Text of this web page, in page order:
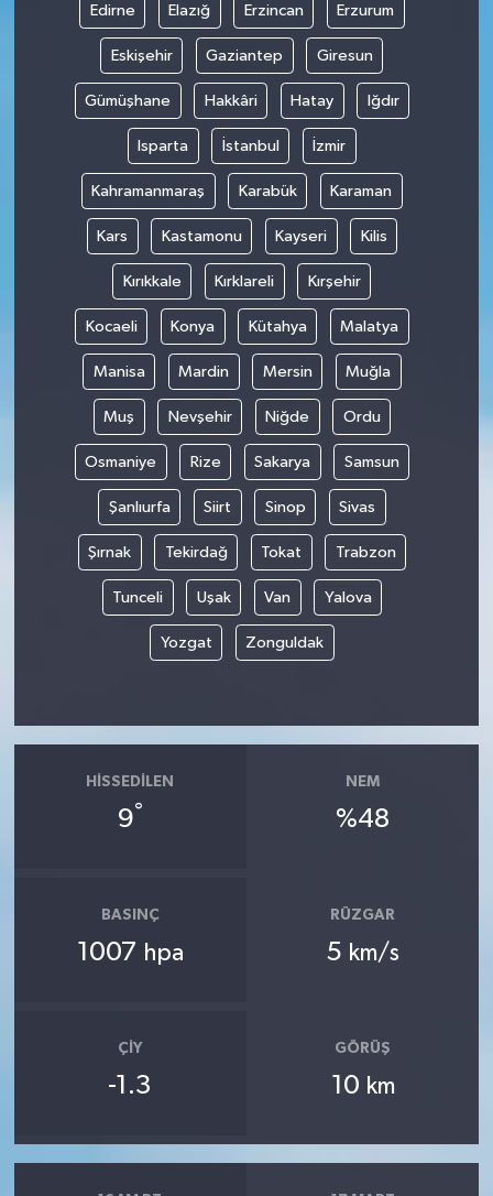
Edirne Elazığ Erzincan Erzurum
Eskişehir Gaziantep Giresun
Gümüşhane Hakkâri Hatay Iğdır
Isparta İstanbul İzmir
Kahramanmaraş Karabük Karaman
Kars Kastamonu Kayseri Kilis
Kırıkkale Kırklareli Kırşehir
Kocaeli Konya Kütahya Malatya
Manisa Mardin Mersin Muğla
Muş Nevşehir Niğde Ordu
Osmaniye Rize Sakarya Samsun
Şanlıurfa Siirt Sinop Sivas
Şırnak Tekirdağ Tokat Trabzon
Tunceli Uşak Van Yalova
Yozgat Zonguldak
HISSEDILEN
9°
NEM
%48
BASINÇ
1007 hpa
RÜZGAR
5 km/s
ÇIY
-1.3
GÖRÜŞ
10 km